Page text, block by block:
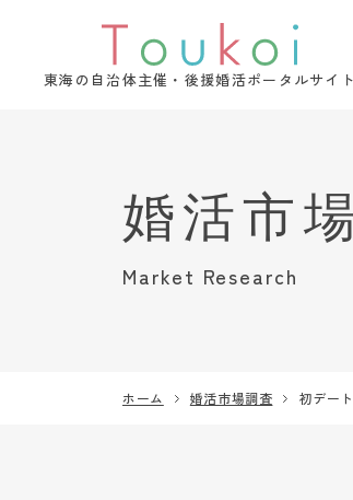
東海の自治体主催・後援婚活ポータルサイト
Market Research
ホーム 婚活市場調査 初デー